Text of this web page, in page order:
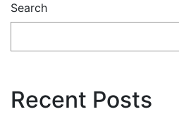
Search
Recent Posts